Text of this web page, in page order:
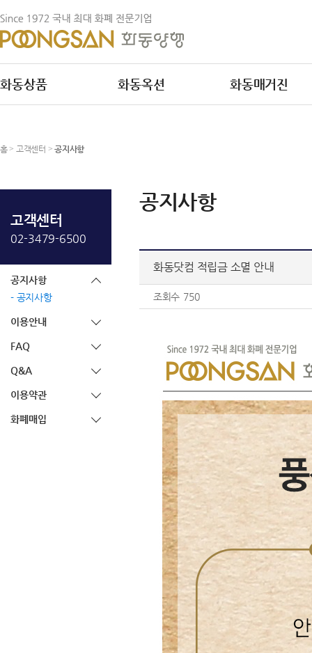
화동상품 화동옥션 화동매거진
홈> 고객센터 >공지사항
고객센터
02-3479-6500
공지사항
공지사항
이용안내
FAQ
Q&A
이용약관
화폐매입
공지사항
화동닷컴 적립금 소멸 안내
조회수 750